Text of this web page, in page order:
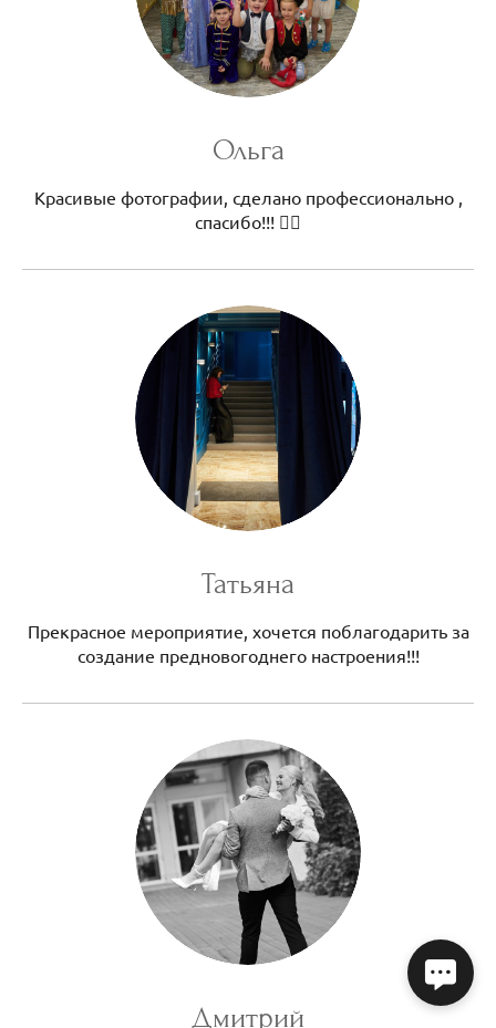
Ольга
Красивые фотографии, сделано профессионально ,
спасибо!!! 👍🏻
Татьяна
Прекрасное мероприятие, хочется поблагодарить за
создание предновогоднего настроения!!!
Дмитрий